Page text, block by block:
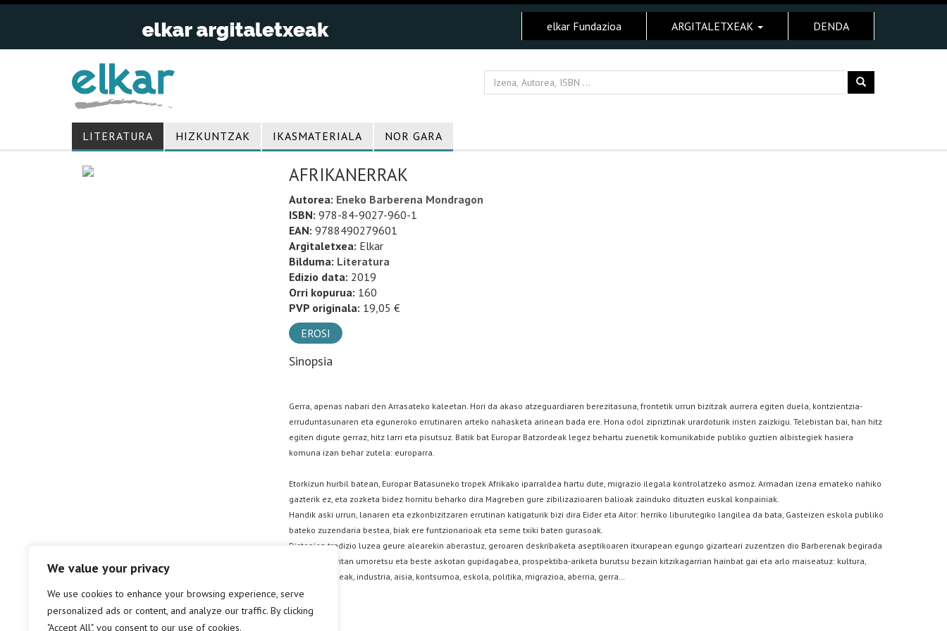
We value your privacy
We use cookies to enhance your browsing experience, serve
personalized ads or content, and analyze our traffic. By clicking
"Accept All", you consent to our use of cookies.
elkar Fundazioa ARGITALETXEAK DENDA
LITERATURA HIZKUNTZAK IKASMATERIALA NOR GARA
AFRIKANERRAK
Autorea: Eneko Barberena Mondragon
ISBN: 978-84-9027-960-1
EAN: 9788490279601
Argitaletxea: Elkar
Bilduma: Literatura
Edizio data: 2019
Orri kopurua: 160
PVP originala: 19,05 €
EROSI
Sinopsia
Gerra, apenas nabari den Arrasateko kaleetan. Hori da akaso atzeguardiaren berezitasuna, frontetik urrun bizitzak aurrera egiten duela, kontzientzia-
erruduntasunaren eta eguneroko errutinaren arteko nahasketa arinean bada ere. Hona odol zipriztinak urardoturik iristen zaizkigu. Telebistan bai, han hitz
egiten digute gerraz, hitz larri eta pisutsuz. Batik bat Europar Batzordeak legez behartu zuenetik komunikabide publiko guztien albistegiek hasiera
komuna izan behar zutela: europarra.
Etorkizun hurbil batean, Europar Batasuneko tropek Afrikako iparraldea hartu dute, migrazio ilegala kontrolatzeko asmoz. Armadan izena emateko nahiko
gazterik ez, eta zozketa bidez hornitu beharko dira Magreben gure zibilizazioaren balioak zainduko dituzten euskal konpainiak.
Handik aski urrun, lanaren eta ezkonbizitzaren errutinan katigaturik bizi dira Eider eta Aitor: herriko liburutegiko langilea da bata, Gasteizen eskola publiko
bateko zuzendaria bestea, biak ere funtzionarioak eta seme txiki baten gurasoak.
Distopien tradizio luzea geure alearekin aberastuz, geroaren deskribaketa aseptikoaren itxurapean egungo gizarteari zuzentzen dio Barberenak begirada
zorrotza, sarritan umoretsu eta beste askotan gupidagabea, prospektiba-ariketa burutsu bezain kitzikagarrian hainbat gai eta arlo maiseatuz: kultura,
komunikabideak, industria, aisia, kontsumoa, eskola, politika, migrazioa, aberria, gerra…